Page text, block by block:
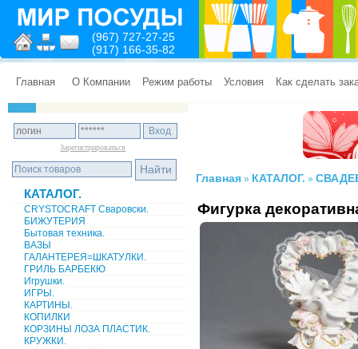
(967) 727-27-25
(917) 166-35-82
Главная О Компании Режим работы Условия Как сделать
Зарегистрироваться
КАТАЛОГ.
CRYSTOCRAFT Сваровски.
БИЖУТЕРИЯ
Бытовая техника.
ВАЗЫ
ГАЛАНТЕРЕЯ=ШКАТУЛКИ.
ГРИЛЬ БАРБЕКЮ
Игрушки.
ИГРЫ.
КАРТИНЫ.
КОПИЛКИ
КОРЗИНЫ ЛОЗА ПЛАСТИК.
КРУЖКИ.
Главная » КАТАЛОГ. »
Фигурка